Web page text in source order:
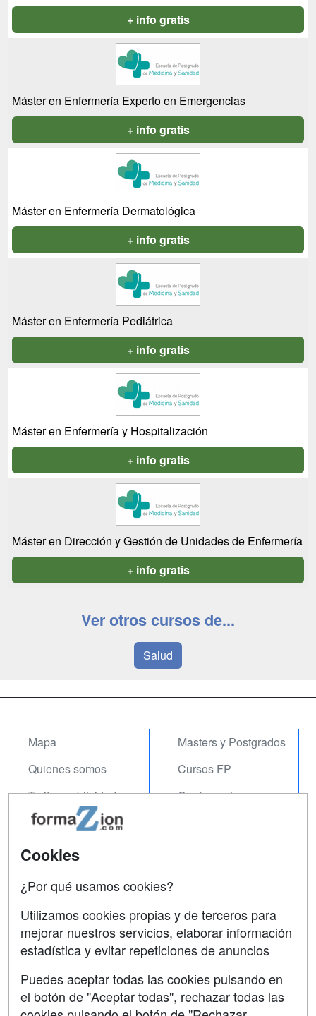
+ info gratis
Máster en Enfermería Experto en Emergencias
+ info gratis
Máster en Enfermería Dermatológica
+ info gratis
Máster en Enfermería Pediátrica
+ info gratis
Máster en Enfermería y Hospitalización
+ info gratis
Máster en Dirección y Gestión de Unidades de Enfermería
+ info gratis
Ver otros cursos de...
Salud
Mapa
Quienes somos
Tarifas publicidad
Acceso Usuarios
Acceso Centros
Masters y Postgrados
Cursos FP
Conferencias
Contactar
Confidencialidad
Aviso legal
Copyleft
Cookies
¿Por qué usamos cookies?
Utilizamos cookies propias y de terceros para
mejorar nuestros servicios, elaborar información
estadística y evitar repeticiones de anuncios
Puedes aceptar todas las cookies pulsando en
el botón de "Aceptar todas", rechazar todas las